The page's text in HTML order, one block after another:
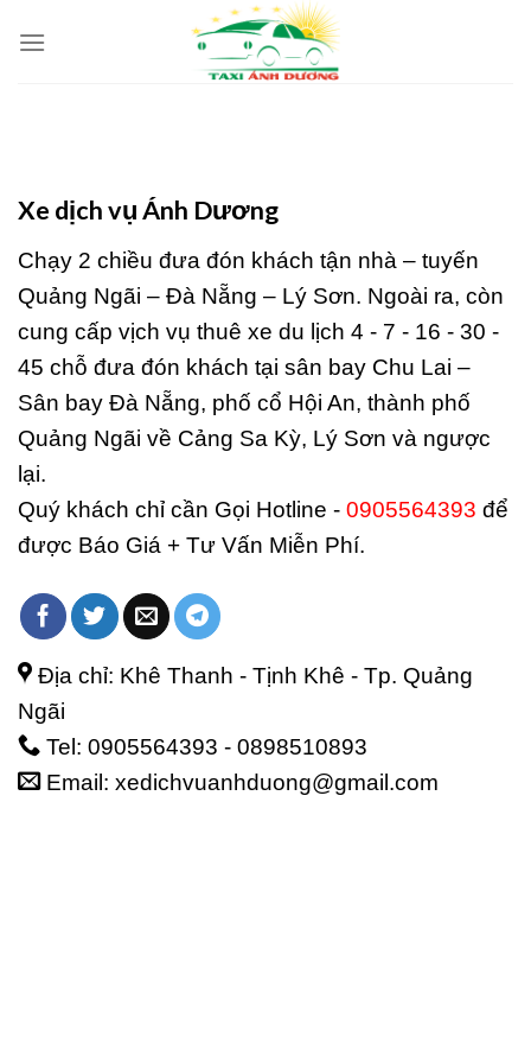
Xe dịch vụ Ánh Dương
Chạy 2 chiều đưa đón khách tận nhà – tuyến
Quảng Ngãi – Đà Nẵng – Lý Sơn. Ngoài ra, còn
cung cấp vịch vụ thuê xe du lịch 4 - 7 - 16 - 30 -
45 chỗ đưa đón khách tại sân bay Chu Lai –
Sân bay Đà Nẵng, phố cổ Hội An, thành phố
Quảng Ngãi về Cảng Sa Kỳ, Lý Sơn và ngược
lại.
Quý khách chỉ cần Gọi Hotline - 0905564393 để
được Báo Giá + Tư Vấn Miễn Phí.
Địa chỉ: Khê Thanh - Tịnh Khê - Tp. Quảng
Ngãi
Tel: 0905564393 - 0898510893
Email: xedichvuanhduong@gmail.com